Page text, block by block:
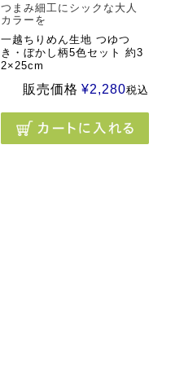
つまみ細工にシックな大人
カラーを
一越ちりめん生地 つゆつ
き・ぼかし柄5色セット 約3
2×25cm
販売価格 ¥2,280税込